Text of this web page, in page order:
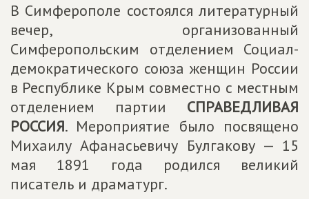
В Симферополе состоялся литературный
вечер, организованный
Симферопольским отделением Социал-
демократического союза женщин России
в Республике Крым совместно с местным
отделением партии СПРАВЕДЛИВАЯ
РОССИЯ. Мероприятие было посвящено
Михаилу Афанасьевичу Булгакову — 15
мая 1891 года родился великий
писатель и драматург.